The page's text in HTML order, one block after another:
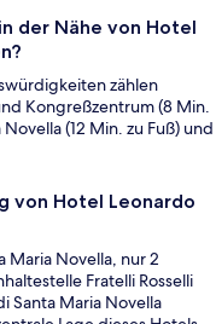
der Nähe von Hotel
zählen
Kongreßzentrum (8 Min.
(12 Min. zu Fuß) und
von Hotel Leonardo
Maria Novella, nur 2
Fratelli Rosselli
Santa Maria Novella